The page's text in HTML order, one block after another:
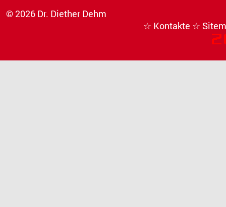
© 2026 Dr. Diether Dehm
☆ Kontakte ☆